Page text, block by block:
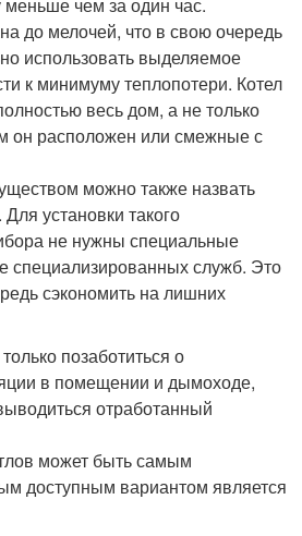
меньше чем за один час.
до мелочей, что в свою очередь
использовать выделяемое
к минимуму теплопотери. Котел
весь дом, а не только
он расположен или смежные с
можно также назвать
установки такого
не нужны специальные
специализированных служб. Это
сэкономить на лишних
позаботиться о
в помещении и дымоходе,
отработанный
может быть самым
доступным вариантом является